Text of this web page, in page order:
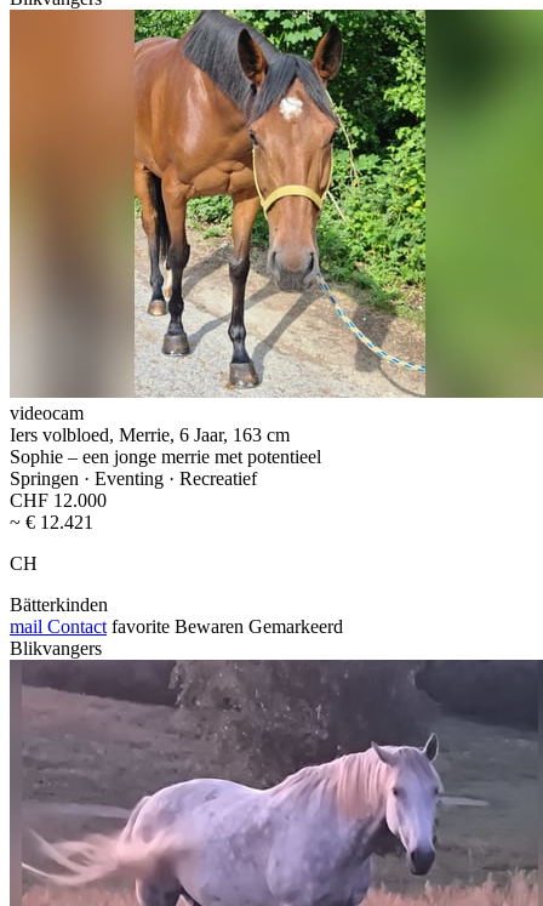
videocam
Iers volbloed, Merrie, 6 Jaar, 163 cm
Sophie – een jonge merrie met potentieel
Springen · Eventing · Recreatief
CHF 12.000
~ € 12.421
CH
Bätterkinden
mail Contact favorite Bewaren Gemarkeerd
Blikvangers